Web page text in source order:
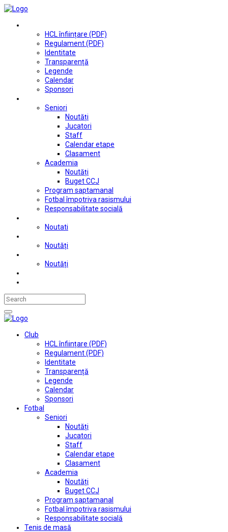
HCL înființare (PDF)
Regulament (PDF)
Identitate
Transparență
Legende
Calendar
Sponsori
Seniori
Noutăți
Jucatori
Staff
Calendar etape
Clasament
Academia
Noutăți
Buget CCJ
Program saptamanal
Fotbal împotriva rasismului
Responsabilitate socială
Noutati
Noutăți
Noutăți
Club
HCL înființare (PDF)
Regulament (PDF)
Identitate
Transparență
Legende
Calendar
Sponsori
Fotbal
Seniori
Noutăți
Jucatori
Staff
Calendar etape
Clasament
Academia
Noutăți
Buget CCJ
Program saptamanal
Fotbal împotriva rasismului
Responsabilitate socială
Tenis de masă